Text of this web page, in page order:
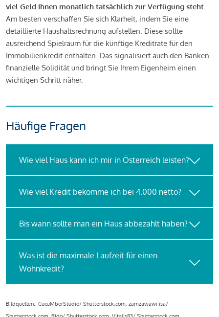
viel Geld Ihnen monatlich tatsächlich zur Verfügung steht.
Am besten verschaffen Sie sich Klarheit, indem Sie eine
detaillierte Haushaltsrechnung aufstellen. Diese sollte
ausreichend Spielraum für die künftige Kreditrate für den
Immobilienkredit enthalten. Das signalisiert auch den Banken
finanzielle Solidität und bringt Sie Ihrem Eigenheim einen
wichtigen Schritt näher.
Häufige Fragen
Wie viel Haus kann ich mir in Österreich leisten?
Wie viel Kredit bekomme ich bei 4.000 netto?
Bis wann sollte man ein Haus abbezahlt haben?
Was ist die maximale Laufzeit für einen
Wohnkredit?
Bildquellen: CucuMberStudio/ Shutterstock.com, zamzawawi isa/